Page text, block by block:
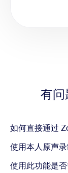
有问
如何直接通过
使用本人原声
使用此功能是